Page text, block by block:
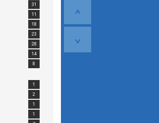
31
11
18
23
28
14
8
1
2
1
1